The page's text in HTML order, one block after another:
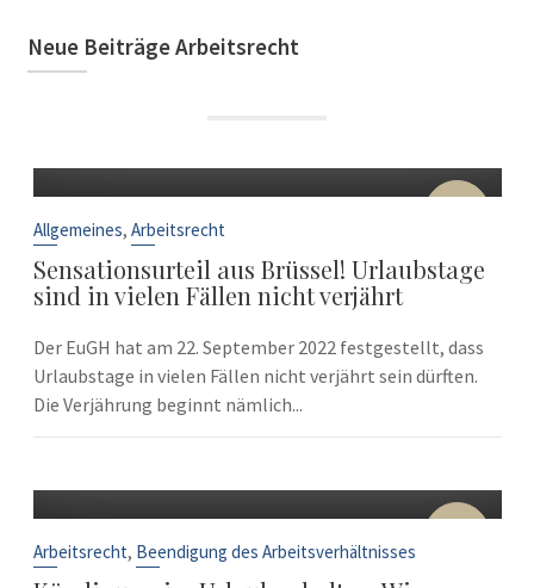
Neue Beiträge Arbeitsrecht
22
Allgemeines, Arbeitsrecht
Sensationsurteil aus Brüssel! Urlaubstage
sind in vielen Fällen nicht verjährt
Der EuGH hat am 22. September 2022 festgestellt, dass
Urlaubstage in vielen Fällen nicht verjährt sein dürften.
Die Verjährung beginnt nämlich...
10
Arbeitsrecht, Beendigung des Arbeitsverhältnisses